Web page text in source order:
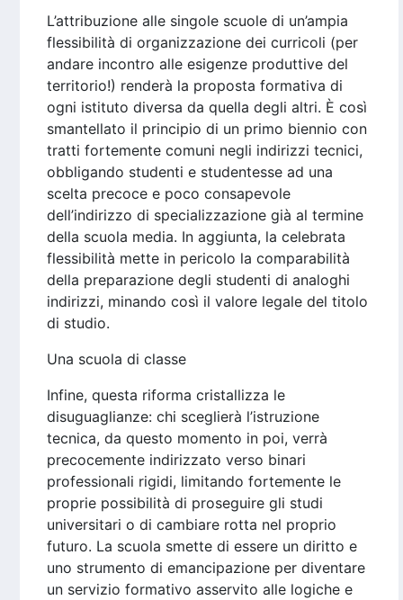
L’attribuzione alle singole scuole di un’ampia
flessibilità di organizzazione dei curricoli (per
andare incontro alle esigenze produttive del
territorio!) renderà la proposta formativa di
ogni istituto diversa da quella degli altri. È così
smantellato il principio di un primo biennio con
tratti fortemente comuni negli indirizzi tecnici,
obbligando studenti e studentesse ad una
scelta precoce e poco consapevole
dell’indirizzo di specializzazione già al termine
della scuola media. In aggiunta, la celebrata
flessibilità mette in pericolo la comparabilità
della preparazione degli studenti di analoghi
indirizzi, minando così il valore legale del titolo
di studio.
Una scuola di classe
Infine, questa riforma cristallizza le
disuguaglianze: chi sceglierà l’istruzione
tecnica, da questo momento in poi, verrà
precocemente indirizzato verso binari
professionali rigidi, limitando fortemente le
proprie possibilità di proseguire gli studi
universitari o di cambiare rotta nel proprio
futuro. La scuola smette di essere un diritto e
uno strumento di emancipazione per diventare
un servizio formativo asservito alle logiche e